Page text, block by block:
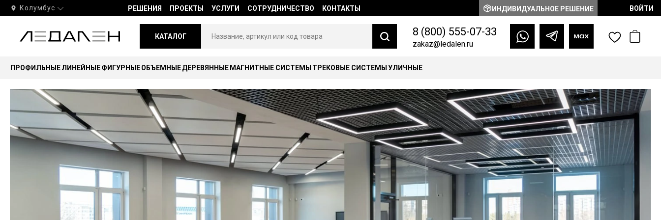
Колумбус РЕШЕНИЯ ПРОЕКТЫ УСЛУГИ СОТРУДНИЧЕСТВО КОНТАКТЫ ИНДИВИДУАЛЬНОЕ РЕШЕНИЕ ВОЙТИ
КАТАЛОГ 8 (800) 555-07-33
zakaz@ledalen.ru
ПРОФИЛЬНЫЕЛИНЕЙНЫЕФИГУРНЫЕОБЪЕМНЫЕДЕРЕВЯННЫЕ МАГНИТНЫЕ СИСТЕМЫ ТРЕКОВЫЕ СИСТЕМЫ УЛИЧНЫЕ